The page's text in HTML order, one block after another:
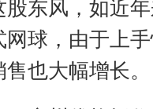
东风，如近
球，由于上
也大幅增长。